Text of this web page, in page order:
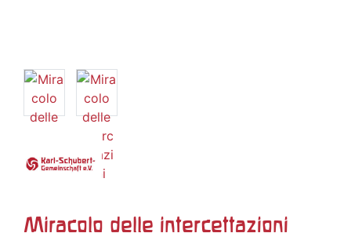
Miracolo delle intercettazioni